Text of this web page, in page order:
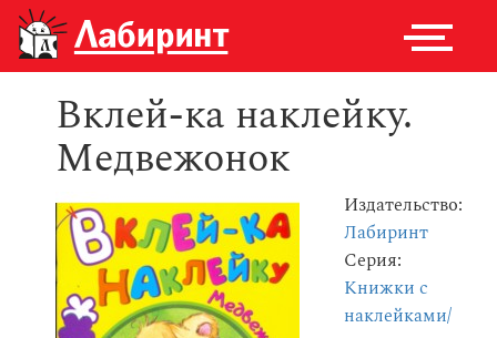
Вклей-ка наклейку.
Медвежонок
Издательство:
Лабиринт
Серия:
Книжки с
наклейками/